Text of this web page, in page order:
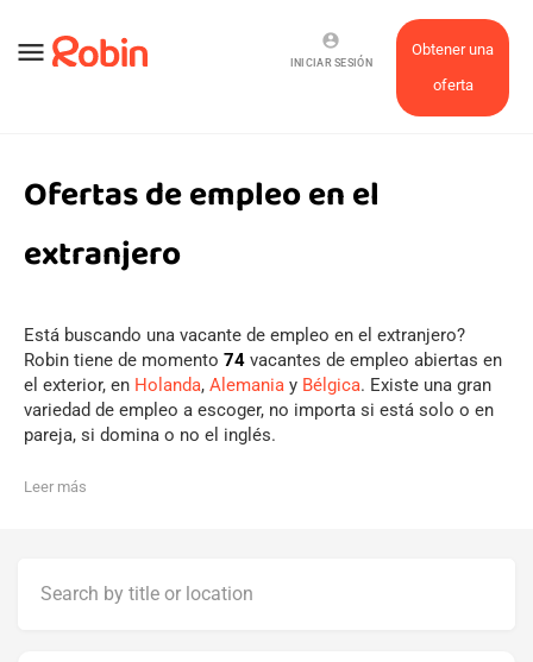
menu
Obtener una
oferta
account_circle
INICIAR SESIÓN
Ofertas de empleo en el
extranjero
Está buscando una vacante de empleo en el extranjero?
Robin tiene de momento 74 vacantes de empleo abiertas en
el exterior, en Holanda, Alemania y Bélgica. Existe una gran
variedad de empleo a escoger, no importa si está solo o en
pareja, si domina o no el inglés.
Leer más